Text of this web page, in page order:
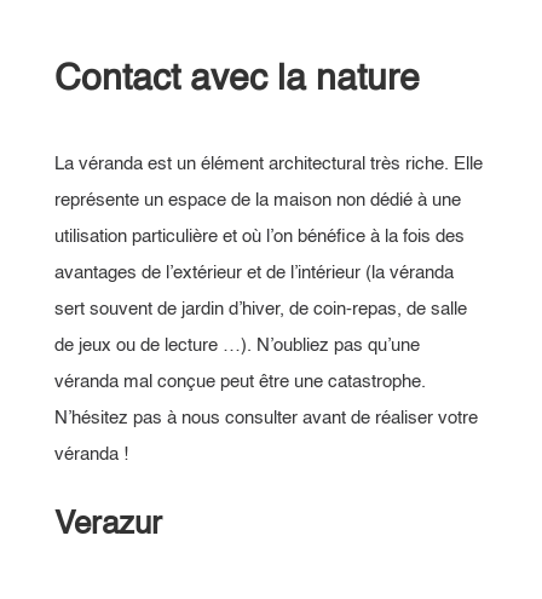
Contact avec la nature
La véranda est un élément architectural très riche. Elle
représente un espace de la maison non dédié à une
utilisation particulière et où l’on bénéfice à la fois des
avantages de l’extérieur et de l’intérieur (la véranda
sert souvent de jardin d’hiver, de coin-repas, de salle
de jeux ou de lecture …). N’oubliez pas qu’une
véranda mal conçue peut être une catastrophe.
N’hésitez pas à nous consulter avant de réaliser votre
véranda !
Verazur